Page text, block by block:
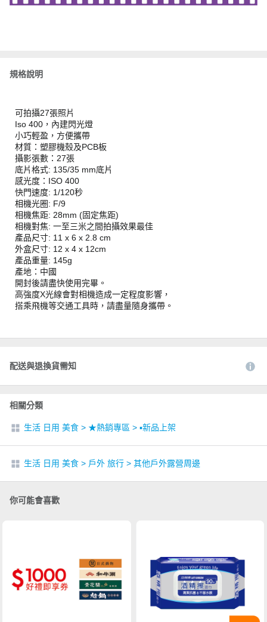
規格說明
可拍攝27張照片
Iso 400，內建閃光燈
小巧輕盈，方便攜帶
材質：塑膠機殼及PCB板
攝影張數：27張
底片格式: 135/35 mm底片
感光度：ISO 400
快門速度: 1/120秒
相機光圈: F/9
相機焦距: 28mm (固定焦距)
相機對焦: 一至三米之間拍攝效果最佳
產品尺寸: 11 x 6 x 2.8 cm
外盒尺寸: 12 x 4 x 12cm
產品重量: 145g
產地：中國
開封後請盡快使用完畢。
高強度X光線會對相機造成一定程度影響，
搭乘飛機等交通工具時，請盡量隨身攜帶。
配送與退換貨需知
相關分類
生活 日用 美食 > ★熱銷專區 > ▪︎新品上架
生活 日用 美食 > 戶外 旅行 > 其他戶外露營周邊
你可能會喜歡